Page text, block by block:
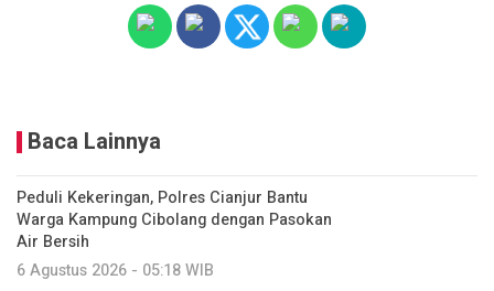
Baca Lainnya
Peduli Kekeringan, Polres Cianjur Bantu
Warga Kampung Cibolang dengan Pasokan
Air Bersih
6 Agustus 2026 - 05:18 WIB